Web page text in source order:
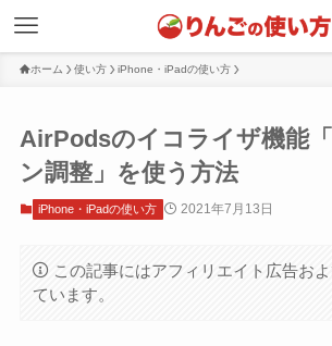
ホーム 使い方 iPhone・iPadの使い方
AirPodsのイコライザ機能
ン調整」を使う方法
iPhone・iPadの使い方 2021年7月13日
この記事にはアフィリエイト広告お
ています。